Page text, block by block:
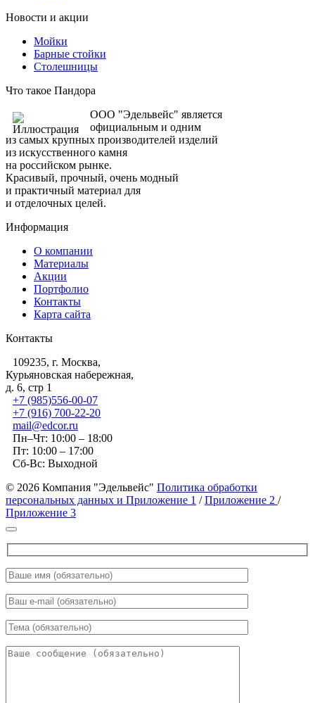
Новости и акции
Мойки
Барные стойки
Столешницы
Что такое Пандора
ООО "Эдельвейс" является
официальным и одним
из самых крупных производителей изделий
из искусственного камня
на российском рынке.
Красивый, прочный, очень модный
и практичный материал для
и отделочных целей.
Информация
О компании
Материалы
Акции
Портфолио
Контакты
Карта сайта
Контакты
109235, г. Москва,
Курьяновская набережная,
д. 6, стр 1
+7 (985)556-00-07
+7 (916) 700-22-20
mail@edcor.ru
Пн–Чт: 10:00 – 18:00
Пт: 10:00 – 17:00
Сб-Вс: Выходной
© 2026 Компания "Эдельвейс" Политика обработки
персональных данных и Приложение 1 /Приложение 2 /
Приложение 3